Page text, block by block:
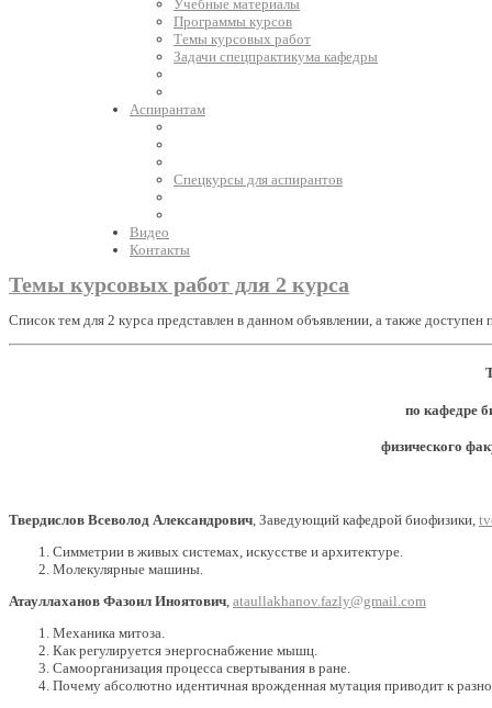
Учебные материалы
Программы курсов
Темы курсовых работ
Задачи спецпрактикума кафедры
Аспирантам
Спецкурсы для аспирантов
Видео
Контакты
Темы курсовых работ для 2 курса
Список тем для 2 курса представлен в данном объявлении, а также доступен
по кафедре
физического
Твердислов Всеволод Александрович , Заведующий кафедрой биофизики,
Симметрии в живых системах, искусстве и архитектуре.
Молекулярные машины.
Атауллаханов Фазоил Иноятович ataullakhanov.fazly@gmail.com
Механика митоза.
Как регулируется энергоснабжение мышц.
Самоорганизация процесса свертывания в ране.
Почему абсолютно идентичная врожденная мутация приводит к